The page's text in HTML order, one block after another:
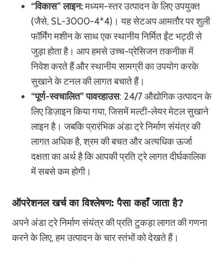
“विकास” लाइन:मध्यम-स्तर उत्पादन के लिए उपयुक्त
(जैसे, SL-3000-4*4)। यह सेटअप आमतौर पर शुली
फॉर्मिंग मशीन के साथ एक स्थानीय निर्मित ईंट भट्ठी से
जुड़ा होता है। आप हमसे उच्च-प्रेसिजन तकनीक में
निवेश करते हैं और स्थानीय सामग्री का उपयोग करके
सुखाने के टनल की लागत बचाते हैं।
“पूर्ण-स्वचालित” पावरहाउस: 24/7 औद्योगिक उत्पादन के
लिए डिज़ाइन किया गया, जिसमें मल्टी-लेयर मेटल सुखाने
लाइन है। जबकि प्रारंभिक अंडा ट्रे निर्माण संयंत्र की
लागत अधिक है, श्रम की बचत और अत्यधिक ऊर्जा
दक्षता का अर्थ है कि आपकी प्रति ट्रे लागत दीर्घकालिक
में सबसे कम होगी।
ऑपरेशनल खर्च का विश्लेषण: पैसा कहाँ जाता है?
अपने अंडा ट्रे निर्माण संयंत्र की प्रति टुकड़ा लागत की गणना
करने के लिए, हम उत्पादन के चार स्तंभों को देखते हैं।